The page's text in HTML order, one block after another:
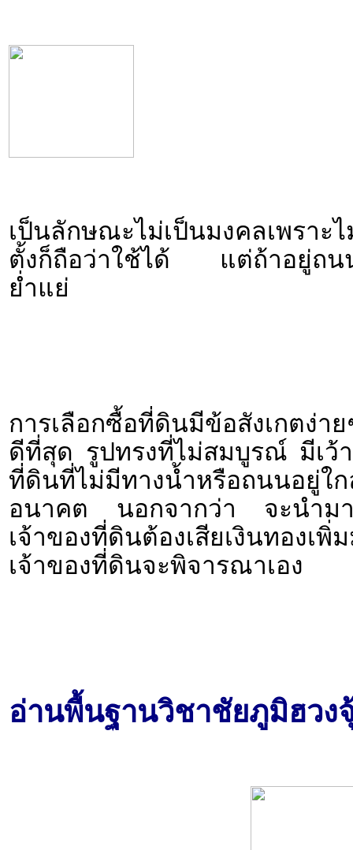
เป็นลักษณะไม่เป็นมงคลเพรา
ตั้งก็ถือว่าใช้ได้ แต่ถ้าอยู่ถนน
ย่ำแย่
การเลือกซื้อที่ดินมีข้อสังเกตง่า
ดีที่สุด รูปทรงที่ไม่สมบูรณ์ มีเว้
ที่ดินที่ไม่มีทางน้ำหรือถนนอยู่ใ
อนาคต นอกจากว่า จะนำม
เจ้าของที่ดินต้องเสียเงินทองเ
เจ้าของที่ดินจะพิจารณาเอง
อ่านพื้นฐานวิชาชัยภูมิฮวง